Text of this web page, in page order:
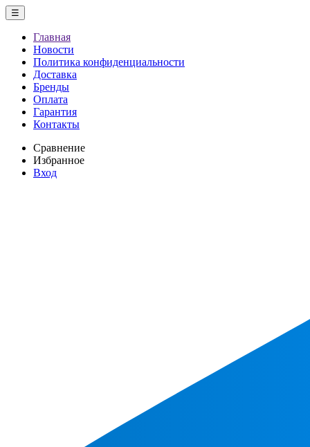
☰
Главная
Новости
Политика конфиденциальности
Доставка
Бренды
Оплата
Гарантия
Контакты
Сравнение
Избранное
Вход